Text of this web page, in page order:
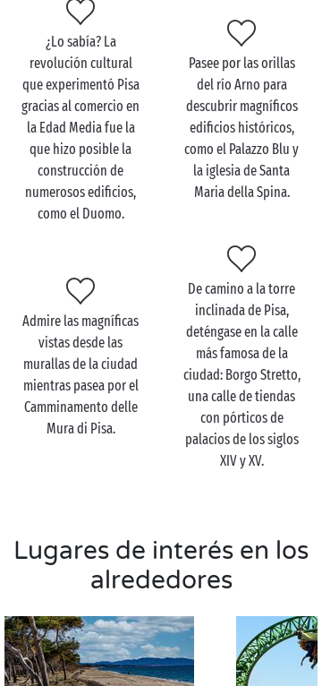
¡Si le gustan la arquitectura y descubrir edificios
prestigiosos, Pisa, en Toscana, es el lugar indicado
para usted!
Después de subir los 294 escalones de la torre
inclinada de Pisa para admirar las vistas, deléitese
con un delicioso almuerzo para dos en uno de los
restaurantes de la ciudad. Tras disfrutar de las
especialidades toscanas, le llevamos al Museo
dell'Opera del Duomo, donde las obras de arte y las
esculturas provenientes de la catedral de Pisa
Al final de un día como este, no hay nada como una
bebida refrescante junto a la
piscinadel camping...
¿Lo sabía? La
revolución cultural
que experimentó Pisa
gracias al comercio en
la Edad Media fue la
que hizo posible la
construcción de
numerosos edificios,
como el Duomo.
Pasee por las orillas
del río Arno para
descubrir magníficos
edificios históricos,
como el Palazzo Blu y
la iglesia de Santa
Maria della Spina.
Admire las magníficas
vistas desde las
murallas de la ciudad
mientras pasea por el
Camminamento delle
Mura di Pisa.
De camino a la torre
inclinada de Pisa,
deténgase en la calle
más famosa de la
ciudad: Borgo Stretto,
una calle de tiendas
con pórticos de
palacios de los siglos
XIV y XV.
Lugares de interés en los
alrededores